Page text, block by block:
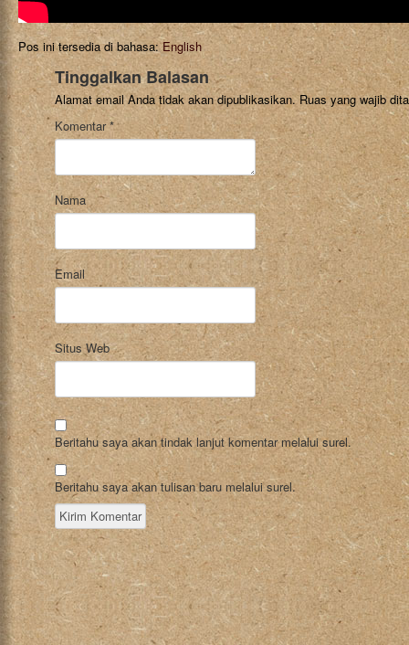
Pos ini tersedia di bahasa:English
Tinggalkan Balasan
Alamat email Anda tidak akan dipublikasikan. Ruas yang wajib
Komentar*
Nama
Email
Situs Web
Beritahu saya akan tindak lanjut komentar melalui surel.
Beritahu saya akan tulisan baru melalui surel.